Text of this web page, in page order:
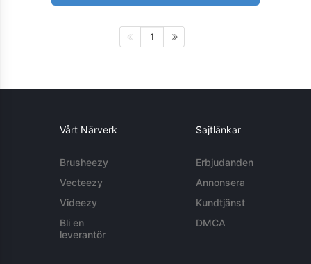
1
Vårt Närverk
Brusheezy
Vecteezy
Videezy
Bli en
leverantör
Sajtlänkar
Erbjudanden
Annonsera
Kundtjänst
DMCA